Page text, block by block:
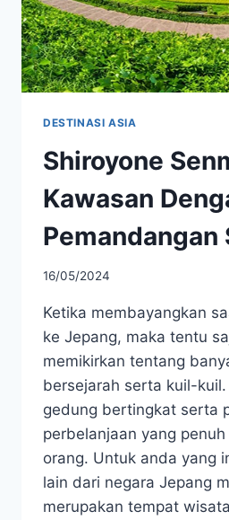
DESTINASI ASIA
Shiroyone
Kawasan
Pemandangan
16/05/2024
Ketika membayangkan
ke Jepang, maka tentu
memikirkan tentang
bersejarah serta kuil-
gedung bertingkat serta
perbelanjaan yang
orang. Untuk anda yang
lain dari negara Jepang
merupakan tempat